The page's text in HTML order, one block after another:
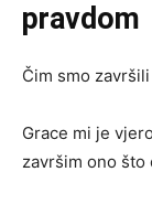
pravdom
Čim smo
Grace mi je
završim ono što